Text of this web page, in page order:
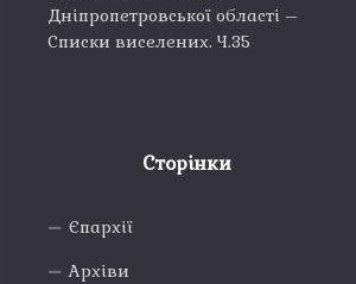
Дніпропетровської області –
Списки виселених. Ч.35
Сторінки
Єпархії
Архіви